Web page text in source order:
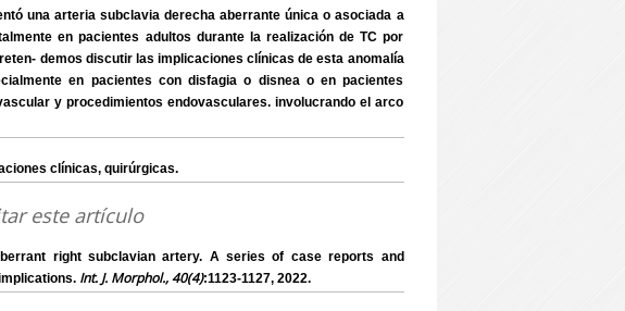
una arteria subclavia derecha aberrante única o asociada a
en pacientes adultos durante la realización de TC por
demos discutir las implicaciones clínicas de esta anomalía
en pacientes con disfagia o disnea o en pacientes
y procedimientos endovasculares. involucrando el arco
clínicas, quirúrgicas.
este artículo
right subclavian artery. A series of case reports and
Int. J. Morphol., 40(4):1123-1127, 2022.